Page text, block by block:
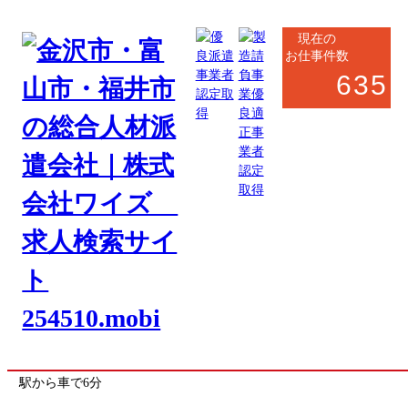
現在の
お仕事件数
635
奥能登エリア
製造系
軽作業
NEW
家庭用ブレーカーの組立・外観検査・梱包
お仕事番号
駅から車で6分